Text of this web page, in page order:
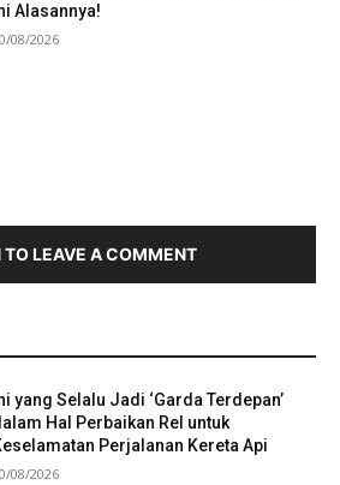
Alasannya!
08/2026
TO LEAVE A COMMENT
yang Selalu Jadi ‘Garda Terdepan’
Hal Perbaikan Rel untuk
Perjalanan Kereta Api
08/2026